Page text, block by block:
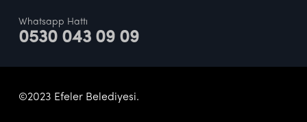
Whatsapp Hattı
0530 043 09 09
©2023 Efeler Belediyesi.